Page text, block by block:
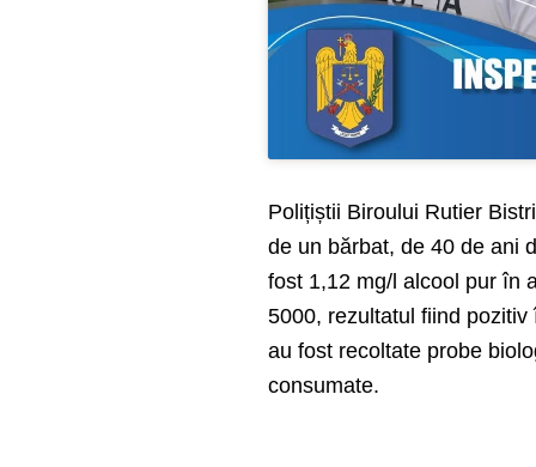
Polițiștii Biroului Rutier
de un bărbat, de 40 de ani
fost 1,12 mg/l alcool pur în
5000, rezultatul fiind
au fost recoltate probe
consumate.